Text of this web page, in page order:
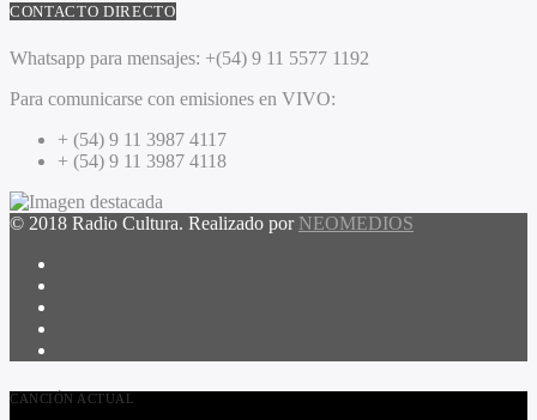
CONTACTO DIRECTO
Whatsapp para mensajes: +(54) 9 11 5577 1192
Para comunicarse con emisiones en VIVO:
+ (54) 9 11 3987 4117
+ (54) 9 11 3987 4118
© 2018 Radio Cultura. Realizado por NEOMEDIOS
CANCIÓN ACTUAL